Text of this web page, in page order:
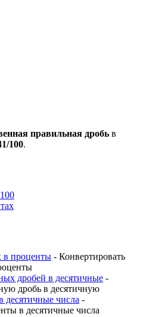
правильная дробь в
100.
в проценты - Конвертировать
дробей в десятичные -
дробь в десятичную
десятичные числа -
в десятичные числа